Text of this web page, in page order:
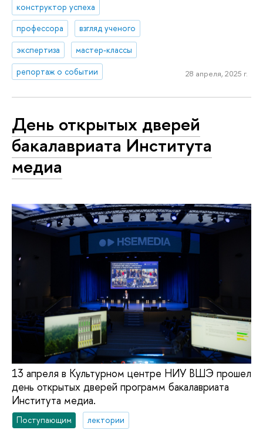
конструктор успеха
профессора
взгляд ученого
экспертиза
мастер-классы
репортаж о событии
28 апреля, 2025 г.
День открытых дверей
бакалавриата Института
медиа
13 апреля в Культурном центре НИУ ВШЭ прошел
день открытых дверей программ бакалавриата
Института медиа.
Поступающим
лектории